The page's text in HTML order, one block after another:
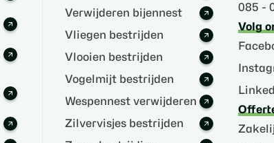
Verwijderen bijennest
Vliegen bestrijden
Vlooien bestrijden
Vogelmijt bestrijden
Wespennest verwijderen
Zilvervisjes bestrijden
085 -
Volg